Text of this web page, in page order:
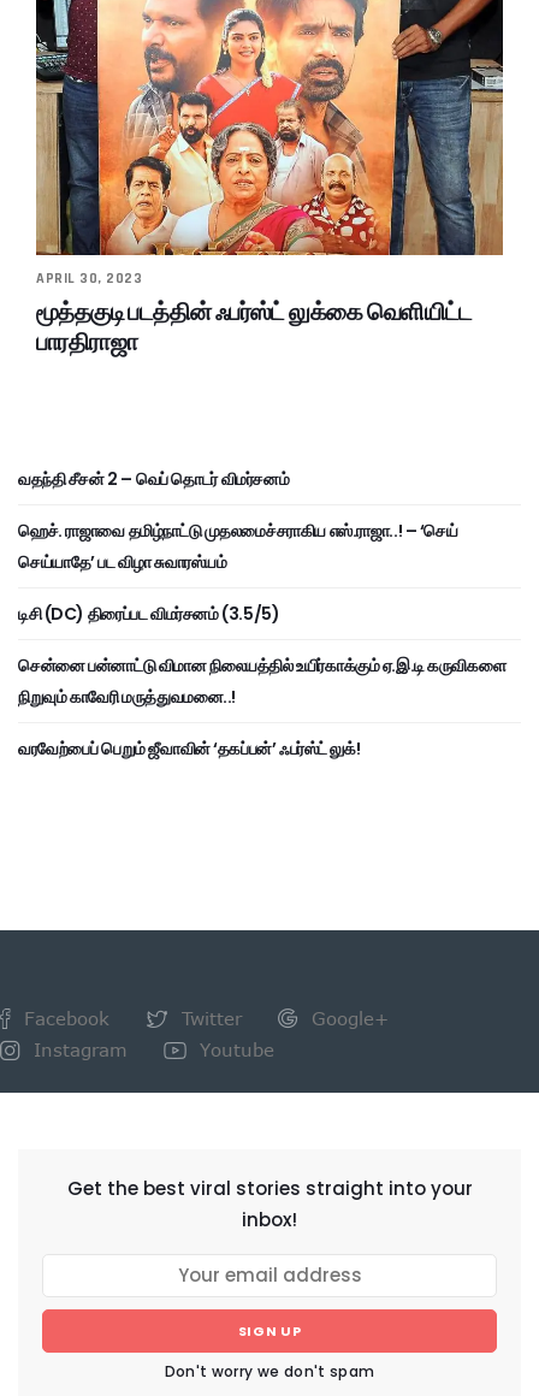
APRIL 30, 2023
மூத்தகுடி படத்தின் ஃபர்ஸ்ட் லுக்கை வெளியிட்ட
பாரதிராஜா
வதந்தி சீசன் 2 – வெப் தொடர் விமர்சனம்
ஹெச். ராஜாவை தமிழ்நாட்டு முதலமைச்சராகிய எஸ்.ராஜா..! – ‘செய்
செய்யாதே’ பட விழா சுவாரஸ்யம்
டிசி (DC) திரைப்பட விமர்சனம் (3.5/5)
சென்னை பன்னாட்டு விமான நிலையத்தில் உயிர்காக்கும் ஏ.இ.டி கருவிகளை
நிறுவும் காவேரி மருத்துவமனை..!
வரவேற்பைப் பெறும் ஜீவாவின் ‘தகப்பன்’ ஃபர்ஸ்ட் லுக்!
Facebook Twitter
Google+
Instagram
Youtube
Get the best viral stories straight into your
inbox!
SIGN UP
Don't worry we don't spam